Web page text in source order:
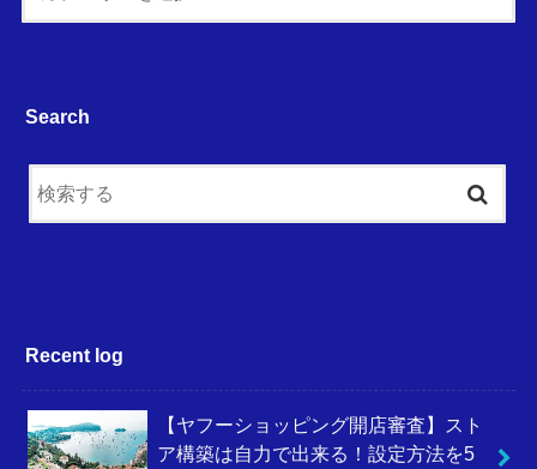
Search
Recent log
【ヤフーショッピング開店審査】スト
ア構築は自力で出来る！設定方法を5